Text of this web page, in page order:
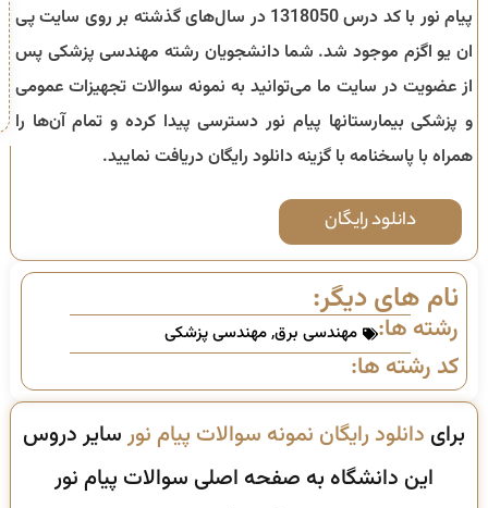
پیام نور با کد درس 1318050 در سال‌های گذشته بر روی سایت پی
ان یو اگزم موجود شد. شما دانشجویان رشته مهندسی پزشکی پس
از عضویت در سایت ما می‌توانید به نمونه سوالات تجهیزات عمومی
و پزشکی بیمارستانها پیام نور دسترسی پیدا کرده و تمام آن‌ها را
همراه با پاسخنامه با گزینه دانلود رایگان دریافت نمایید.
دانلود رایگان
نام های دیگر:
رشته ها: مهندسی برق,مهندسی پزشکی
کد رشته ها:
برای دانلود رایگان نمونه سوالات پیام نورسایر دروس
این دانشگاه به صفحه اصلی سوالات پیام نور